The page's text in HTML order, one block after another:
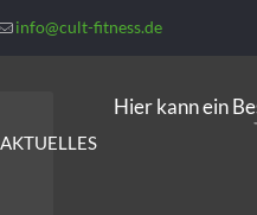
info@cult-fitness.de
AKTUELLES
Hier kann ein